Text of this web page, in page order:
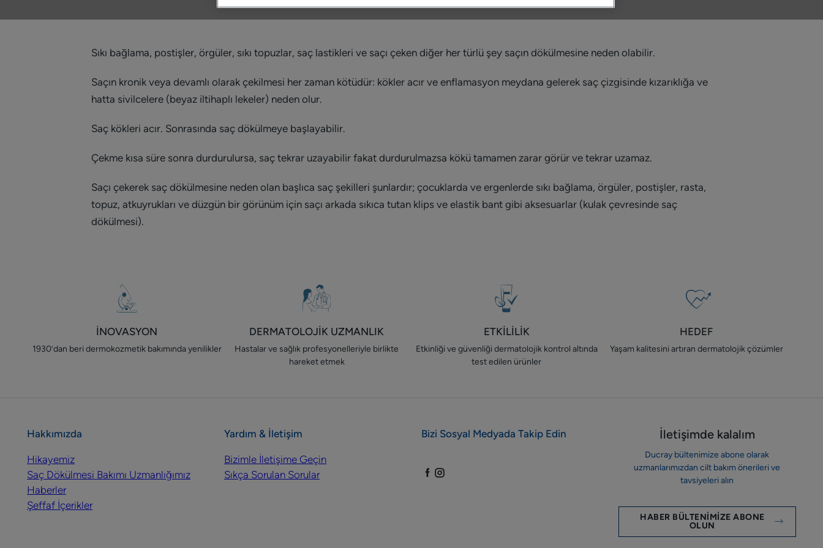
Sıkı bağlama, postişler, örgüler, sıkı topuzlar, saç lastikleri ve saçı çeken diğer her türlü şey saçın dökülmesine neden olabilir.
Saçın kronik veya devamlı olarak çekilmesi her zaman kötüdür: kökler acır ve enflamasyon meydana gelerek saç çizgisinde kızarıklığa ve
hatta sivilcelere (beyaz iltihaplı lekeler) neden olur.
Saç kökleri acır. Sonrasında saç dökülmeye başlayabilir.
Çekme kısa süre sonra durdurulursa, saç tekrar uzayabilir fakat durdurulmazsa kökü tamamen zarar görür ve tekrar uzamaz.
Saçı çekerek saç dökülmesine neden olan başlıca saç şekilleri şunlardır; çocuklarda ve ergenlerde sıkı bağlama, örgüler, postişler, rasta,
topuz, atkuyrukları ve düzgün bir görünüm için saçı arkada sıkıca tutan klips ve elastik bant gibi aksesuarlar (kulak çevresinde saç
dökülmesi).
İNOVASYON
1930’dan beri dermokozmetik bakımında yenilikler
DERMATOLOJİK UZMANLIK
Hastalar ve sağlık profesyonelleriyle birlikte
hareket etmek
ETKİLİLİK
Etkinliği ve güvenliği dermatolojik kontrol altında
test edilen ürünler
HEDEF
Yaşam kalitesini artıran dermatolojik çözümler
İletişimde kalalım
Ducray bültenimize abone olarak
uzmanlarımızdan cilt bakım önerileri ve
tavsiyeleri alın
HABER BÜLTENIMIZE ABONE
OLUN
Hakkımızda
Hikayemiz
Saç Dökülmesi Bakımı Uzmanlığımız
Haberler
Şeffaf İçerikler
Yardım & İletişim
Bizimle İletişime Geçin
Sıkça Sorulan Sorular
Bizi Sosyal Medyada Takip Edin